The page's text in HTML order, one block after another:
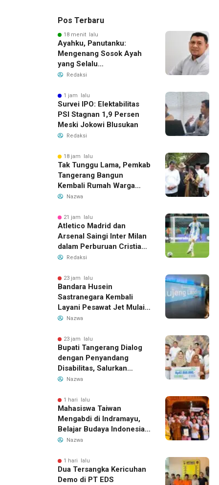
Pos Terbaru
18 menit lalu
Ayahku, Panutanku:
Mengenang Sosok Ayah
yang Selalu
Membersamaiku
Redaksi
1 jam lalu
Survei IPO: Elektabilitas
PSI Stagnan 1,9 Persen
Meski Jokowi Blusukan
Redaksi
18 jam lalu
Tak Tunggu Lama, Pemkab
Tangerang Bangun
Kembali Rumah Warga
yang Roboh Akibat Puting
Nazwa
21 jam lalu
Atletico Madrid dan
Arsenal Saingi Inter Milan
dalam Perburuan Cristian
Romero, Transfer Bek
Redaksi
23 jam lalu
Bandara Husein
Sastranegara Kembali
Layani Pesawat Jet Mulai
14 Agustus 2026, Garuda
Bandung-Denpasar
Nazwa
23 jam lalu
Bupati Tangerang Dialog
dengan Penyandang
Disabilitas, Salurkan
Bantuan dan Tampung
Nazwa
1 hari lalu
Mahasiswa Taiwan
Mengabdi di Indramayu,
Belajar Budaya Indonesia
dan Edukasi Pekerja
Nazwa
1 hari lalu
Dua Tersangka Kericuhan
Demo di PT EDS